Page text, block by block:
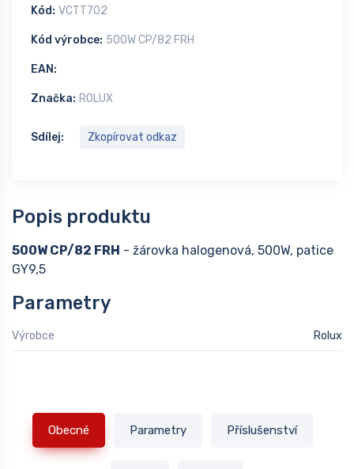
Kód: VCTT702
Kód výrobce: 500W CP/82 FRH
EAN:
Značka: ROLUX
Sdílej: Zkopírovat odkaz
Popis produktu
500W CP/82 FRH - žárovka halogenová, 500W, patice
GY9,5
Parametry
Výrobce Rolux
Obecné Parametry Příslušenství